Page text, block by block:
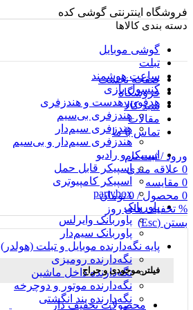
فروشگاه اینترنتی گوشی کده
دسته بندی کالاها
گوشی موبایل
تبلت
ساعت هوشمند
کنسول بازی
هدفون، هدست و هندزفری
هندزفری بی‌سیم
هندزفری سیم‌دار
هندزفری سیم‌دار و بی‌سیم
اسپیکر و رادیو
اسپیکر قابل حمل
اسپیکر کامپیوتری
partybox
پاوربانک
پاوربانک وایرلس
پاوربانک سیم‌دار
پایه نگه‌دارنده موبایل و تبلت (هولدر)
نگه‌دارنده رومیزی
نگه‌دارنده داخل ماشین
نگه‌دارنده موتور و دوچرخه
نگه‌دارنده بند انگشتی
صفحه نخست
فروشگاه
سبد کالا
مقالات
تماس با ما
ورود / ثبت نام
0 علاقه مندی
0 مقایسه
0 محصول /
0 تومان
% تخفیف های روز
بستن (Esc)
فیلتر موجودی و حراج
محصولات تخفیف دار